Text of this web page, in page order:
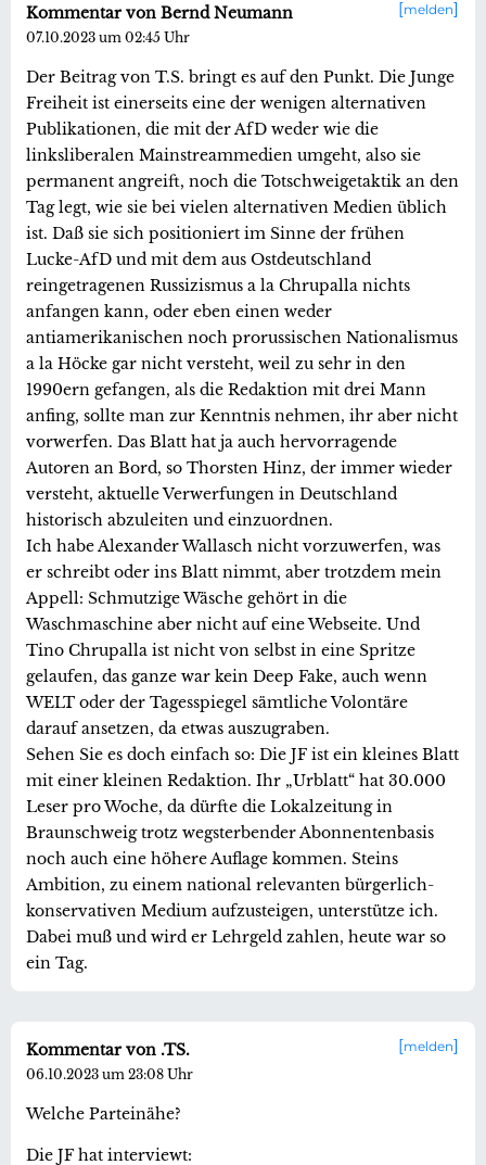
melden
Kommentar von Bernd Neumann
07.10.2023 um 02:45 Uhr
Der Beitrag von T.S. bringt es auf den Punkt. Die Junge
Freiheit ist einerseits eine der wenigen alternativen
Publikationen, die mit der AfD weder wie die
linksliberalen Mainstreammedien umgeht, also sie
permanent angreift, noch die Totschweigetaktik an den
Tag legt, wie sie bei vielen alternativen Medien üblich
ist. Daß sie sich positioniert im Sinne der frühen
Lucke-AfD und mit dem aus Ostdeutschland
reingetragenen Russizismus a la Chrupalla nichts
anfangen kann, oder eben einen weder
antiamerikanischen noch prorussischen Nationalismus
a la Höcke gar nicht versteht, weil zu sehr in den
1990ern gefangen, als die Redaktion mit drei Mann
anfing, sollte man zur Kenntnis nehmen, ihr aber nicht
vorwerfen. Das Blatt hat ja auch hervorragende
Autoren an Bord, so Thorsten Hinz, der immer wieder
versteht, aktuelle Verwerfungen in Deutschland
historisch abzuleiten und einzuordnen.
Ich habe Alexander Wallasch nicht vorzuwerfen, was
er schreibt oder ins Blatt nimmt, aber trotzdem mein
Appell: Schmutzige Wäsche gehört in die
Waschmaschine aber nicht auf eine Webseite. Und
Tino Chrupalla ist nicht von selbst in eine Spritze
gelaufen, das ganze war kein Deep Fake, auch wenn
WELT oder der Tagesspiegel sämtliche Volontäre
darauf ansetzen, da etwas auszugraben.
Sehen Sie es doch einfach so: Die JF ist ein kleines Blatt
mit einer kleinen Redaktion. Ihr „Urblatt“ hat 30.000
Leser pro Woche, da dürfte die Lokalzeitung in
Braunschweig trotz wegsterbender Abonnentenbasis
noch auch eine höhere Auflage kommen. Steins
Ambition, zu einem national relevanten bürgerlich-
konservativen Medium aufzusteigen, unterstütze ich.
Dabei muß und wird er Lehrgeld zahlen, heute war so
ein Tag.
melden
Kommentar von .TS.
06.10.2023 um 23:08 Uhr
Welche Parteinähe?
Die JF hat interviewt: